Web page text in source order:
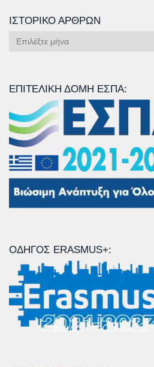
ΙΣΤΟΡΙΚΌ ΆΡΘΡΩΝ
Ιστορικό
ΕΠΙΤΕΛΙΚΉ ΔΟΜΉ ΕΣΠΑ:
ΟΔΗΓΌΣ ERASMUS+: